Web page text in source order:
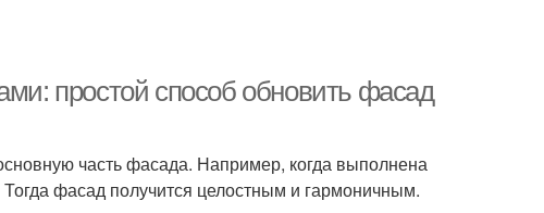
простой способ обновить фасад
часть фасада. Например, когда выполнена
фасад получится целостным и гармоничным.